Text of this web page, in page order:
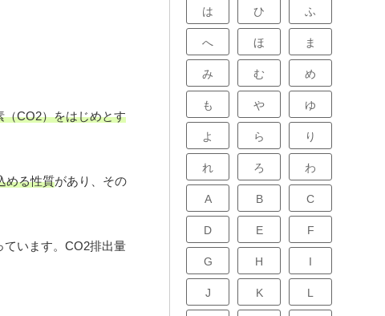
CO2）をはじめとす
める性質があり、その
ています。CO2排出量
は ひ ふ
へ ほ ま
み む め
も や ゆ
よ ら り
れ ろ わ
A B C
D E F
G H I
J K L